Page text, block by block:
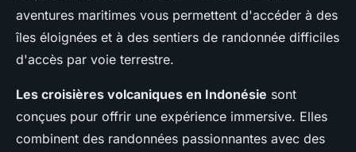
aventures maritimes vous permettent d'accéder à des
îles éloignées et à des sentiers de randonnée difficiles
d'accès par voie terrestre.
Les croisières volcaniques en Indonésie sont
conçues pour offrir une expérience immersive. Elles
combinent des randonnées passionnantes avec des